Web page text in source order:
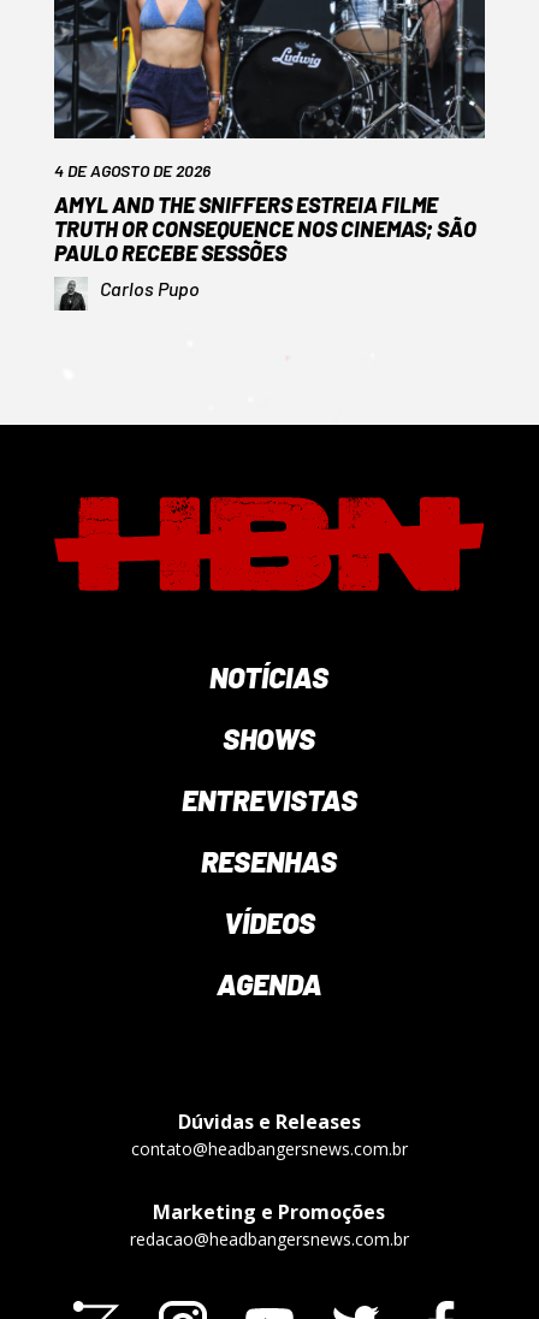
4 DE AGOSTO DE 2026
AMYL AND THE SNIFFERS ESTREIA FILME
TRUTH OR CONSEQUENCE NOS CINEMAS; SÃO
PAULO RECEBE SESSÕES
Carlos Pupo
NOTÍCIAS
SHOWS
ENTREVISTAS
RESENHAS
VÍDEOS
AGENDA
Dúvidas e Releases
contato@headbangersnews.com.br
Marketing e Promoções
redacao@headbangersnews.com.br